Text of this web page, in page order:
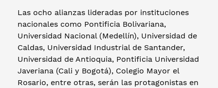
Las ocho alianzas lideradas por instituciones
nacionales como Pontificia Bolivariana,
Universidad Nacional (Medellín), Universidad de
Caldas, Universidad Industrial de Santander,
Universidad de Antioquia, Pontificia Universidad
Javeriana (Cali y Bogotá), Colegio Mayor el
Rosario, entre otras, serán las protagonistas en